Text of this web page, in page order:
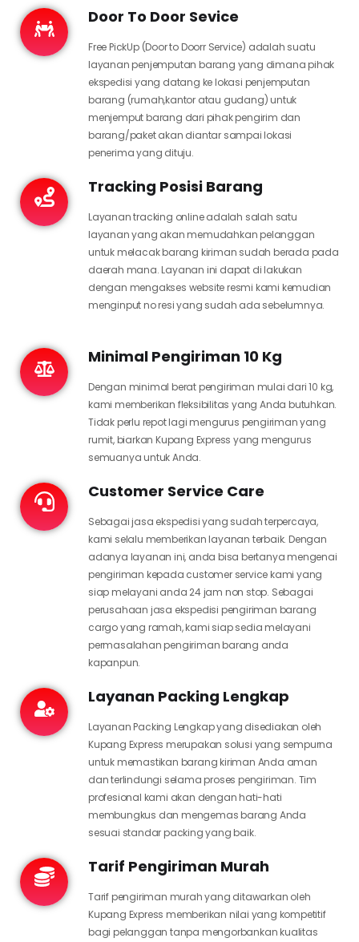
Door To Door Sevice
Free PickUp (Door to Doorr Service) adalah suatu
layanan penjemputan barang yang dimana pihak
ekspedisi yang datang ke lokasi penjemputan
barang (rumah,kantor atau gudang) untuk
menjemput barang dari pihak pengirim dan
barang/paket akan diantar sampai lokasi
penerima yang dituju.
Tracking Posisi Barang
Layanan tracking online adalah salah satu
layanan yang akan memudahkan pelanggan
untuk melacak barang kiriman sudah berada pada
daerah mana. Layanan ini dapat di lakukan
dengan mengakses website resmi kami kemudian
menginput no resi yang sudah ada sebelumnya.
Minimal Pengiriman 10 Kg
Dengan minimal berat pengiriman mulai dari 10 kg,
kami memberikan fleksibilitas yang Anda butuhkan.
Tidak perlu repot lagi mengurus pengiriman yang
rumit, biarkan Kupang Express yang mengurus
semuanya untuk Anda.
Customer Service Care
Sebagai jasa ekspedisi yang sudah terpercaya,
kami selalu memberikan layanan terbaik. Dengan
adanya layanan ini, anda bisa bertanya mengenai
pengiriman kepada customer service kami yang
siap melayani anda 24 jam non stop. Sebagai
perusahaan jasa ekspedisi pengiriman barang
cargo yang ramah, kami siap sedia melayani
permasalahan pengiriman barang anda
kapanpun.
Layanan Packing Lengkap
Layanan Packing Lengkap yang disediakan oleh
Kupang Express merupakan solusi yang sempurna
untuk memastikan barang kiriman Anda aman
dan terlindungi selama proses pengiriman. Tim
profesional kami akan dengan hati-hati
membungkus dan mengemas barang Anda
sesuai standar packing yang baik.
Tarif Pengiriman Murah
Tarif pengiriman murah yang ditawarkan oleh
Kupang Express memberikan nilai yang kompetitif
bagi pelanggan tanpa mengorbankan kualitas